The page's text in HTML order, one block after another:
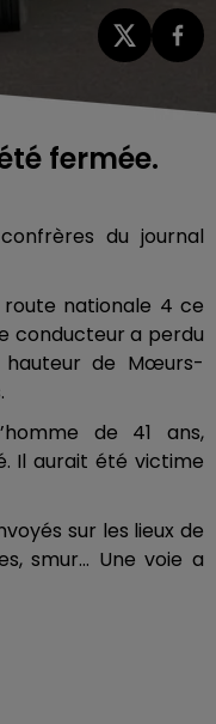
fermée.
du journal
route nationale 4 ce
conducteur a perdu
de Mœurs-
de 41 ans,
Il aurait été victime
sur les lieux de
smur... Une voie a